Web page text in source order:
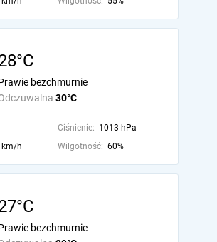
30°C
bezchmurnie
Ciśnienie: 1013 hPa
km/h Wilgotność: 60%
bezchmurnie